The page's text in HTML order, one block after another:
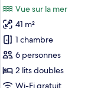
beds)
les
photos
pour
ce
type
de
Vue sur la mer
41 m²
1 chambre
6 personnes
2 lits doubles
Wi-Fi gratuit